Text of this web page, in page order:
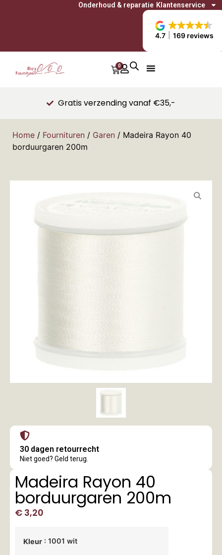
4.7 169 reviews
Onderhoud & reparatie Klantenservice
0
Gratis verzending vanaf €35,-
Home / Fournituren / Garen / Madeira Rayon 40
borduurgaren 200m
30 dagen retourrecht
Niet goed? Geld terug.
Madeira Rayon 40
borduurgaren 200m
€ 3,20
Kleur : 1001 wit